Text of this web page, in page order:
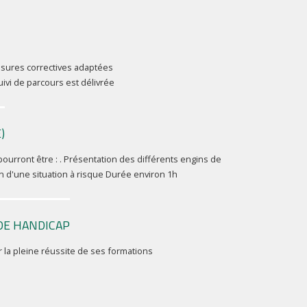
correctives adaptées
de parcours est délivrée
être : . Présentation des différents engins de
d'une situation à risque Durée environ 1h
HANDICAP
la pleine réussite de ses formations